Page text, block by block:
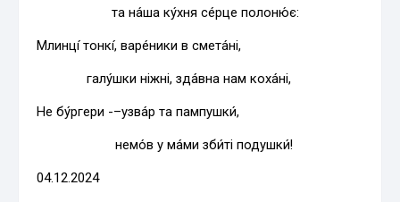
та на́ша ку́хня се́рце полоню́є:
Млинці́ тонкі́, варе́ники в смета́ні,
галу́шки ніжні, зда́вна нам коха́ні,
Не бу́ргери -–узва́р та пампушки́,
немо́в у ма́ми зби́ті подушки́!
04.12.2024